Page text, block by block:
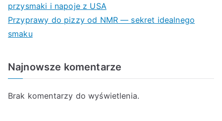
przysmaki i napoje z USA
Przyprawy do pizzy od NMR — sekret idealnego
smaku
Najnowsze komentarze
Brak komentarzy do wyświetlenia.